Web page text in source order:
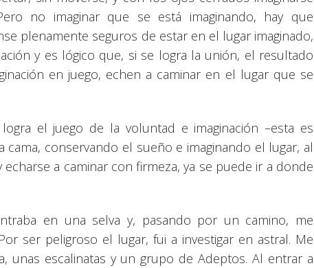
no imaginar que se está imaginando, hay que
plenamente seguros de estar en el lugar imaginado,
y es lógico que, si se logra la unión, el resultado
en juego, echen a caminar en el lugar que se
el juego de la voluntad e imaginación –esta es
cama, conservando el sueño e imaginando el lugar, al
a caminar con firmeza, ya se puede ir a donde
en una selva y, pasando por un camino, me
ser peligroso el lugar, fui a investigar en astral. Me
unas escalinatas y un grupo de Adeptos. Al entrar a